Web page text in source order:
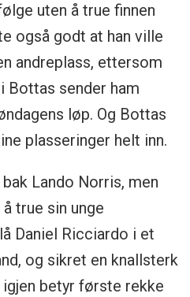
uten å true finnen
også godt at han ville
andreplass, ettersom
sender ham
løp. Og Bottas
plasseringer helt inn.
Lando Norris, men
true sin unge
Daniel Ricciardo i et
og sikret en knallsterk
betyr første rekke